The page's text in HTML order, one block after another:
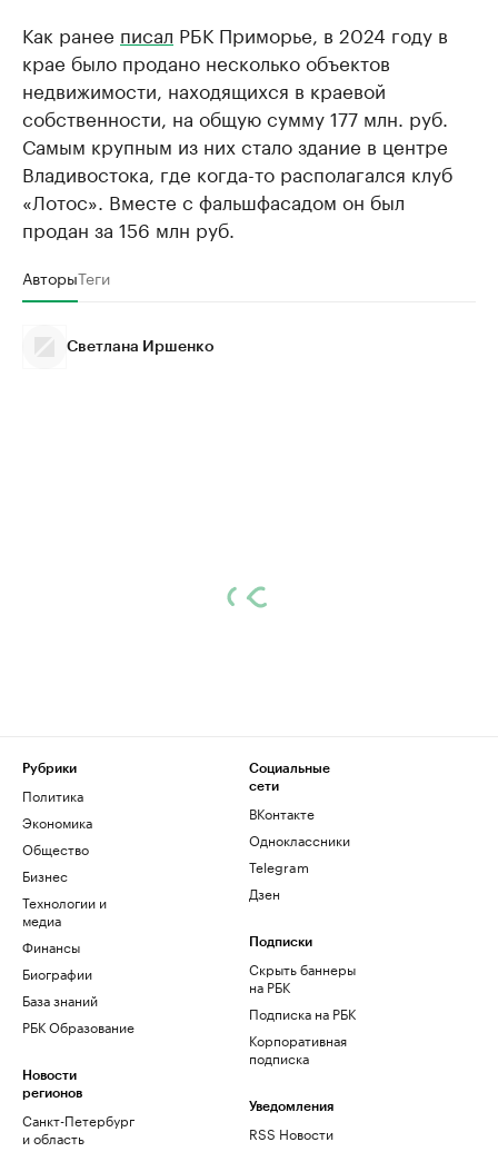
Как ранее писал РБК Приморье, в 2024 году в
крае было продано несколько объектов
недвижимости, находящихся в краевой
собственности, на общую сумму 177 млн. руб.
Самым крупным из них стало здание в центре
Владивостока, где когда-то располагался клуб
«Лотос». Вместе с фальшфасадом он был
продан за 156 млн руб.
АвторыТеги
Светлана Иршенко
Рубрики
Политика
Экономика
Общество
Бизнес
Технологии и
медиа
Финансы
Биографии
База знаний
РБК Образование
Новости
регионов
Санкт-Петербург
и область
Социальные
сети
ВКонтакте
Одноклассники
Telegram
Дзен
Подписки
Скрыть баннеры
на РБК
Подписка на РБК
Корпоративная
подписка
Уведомления
RSS Новости